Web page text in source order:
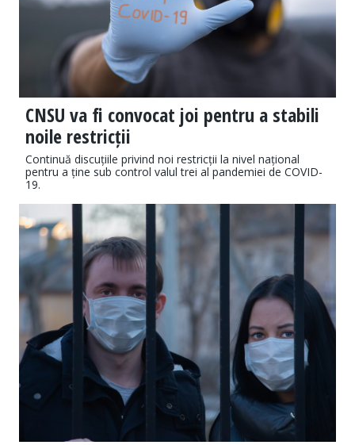
CNSU va fi convocat joi pentru a stabili
noile restricții
Continuă discuțiile privind noi restricții la nivel național
pentru a ține sub control valul trei al pandemiei de COVID-
19.